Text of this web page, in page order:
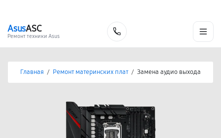
AsusASC
Ремонт техники Asus
Главная / Ремонт материнских плат / Замена аудио выхода